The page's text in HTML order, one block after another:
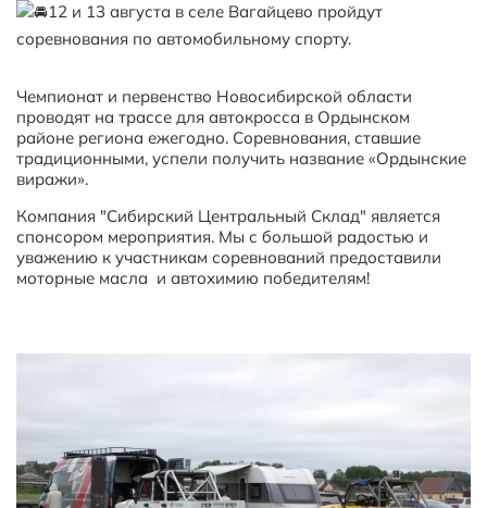
12 и 13 августа в селе Вагайцево пройдут
соревнования по автомобильному спорту.
Чемпионат и первенство Новосибирской области
проводят на трассе для автокросса в Ордынском
районе региона ежегодно. Соревнования, ставшие
традиционными, успели получить название «Ордынские
виражи».
Компания "Сибирский Центральный Склад" является
спонсором мероприятия. Мы с большой радостью и
уважению к участникам соревнований предоставили
моторные масла и автохимию победителям!